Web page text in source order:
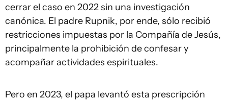
cerrar el caso en 2022 sin una investigación
canónica. El padre Rupnik, por ende, sólo recibió
restricciones impuestas por la Compañía de Jesús,
principalmente la prohibición de confesar y
acompañar actividades espirituales.
Pero en 2023, el papa levantó esta prescripción